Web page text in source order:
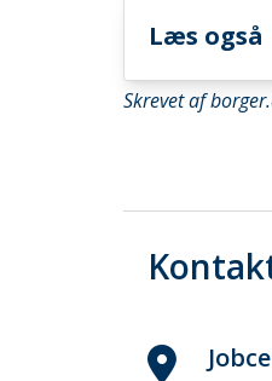
Læs også
Skrevet af